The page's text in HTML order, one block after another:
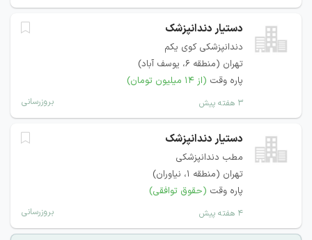
دستیار دندانپزشک
دندانپزشکی کوی یکم
تهران (منطقه ۶، یوسف آباد)
پاره وقت (از ۱۴ میلیون تومان)
۳ هفته پیش بروزرسانی
دستیار دندانپزشک
مطب دندانپزشکی
تهران (منطقه ۱، نیاوران)
پاره وقت (حقوق توافقی)
۴ هفته پیش بروزرسانی